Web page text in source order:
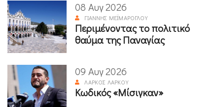
08 Αυγ 2026
ΓΙΆΝΝΗΣ ΜΕΪΜΆΡΟΓΛΟΥ
Περιμένοντας το πολιτικό
θαύμα της Παναγίας
09 Αυγ 2026
ΛΆΡΚΟΣ ΛΆΡΚΟΥ
Κωδικός «Μίσιγκαν»